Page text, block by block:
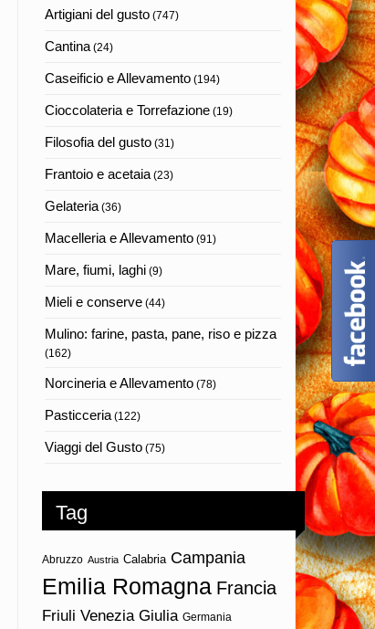
Artigiani del gusto (747)
Cantina(24)
Caseificio e Allevamento (194)
Cioccolateria e Torrefazione (19)
Filosofia del gusto (31)
Frantoio e acetaia(23)
Gelateria(36)
Macelleria e Allevamento (91)
Mare, fiumi, laghi (9)
Mieli e conserve (44)
Mulino: farine, pasta, pane, riso e pizza
(162)
Norcineria e Allevamento (78)
Pasticceria(122)
Viaggi del Gusto (75)
Tag
Abruzzo Austria Calabria Campania
Emilia Romagna Francia
Friuli Venezia Giulia Germania